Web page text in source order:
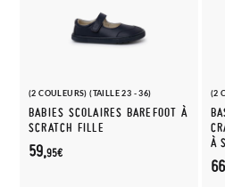
(2 COULEURS) (TAILLE 23 - 36)
BABIES SCOLAIRES BAREFOOT À
SCRATCH FILLE
59,95€
(2
À